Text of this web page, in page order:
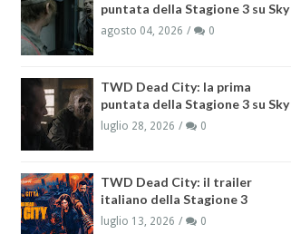
puntata della Stagione 3 su Sky
agosto 04, 2026 0
TWD Dead City: la prima
puntata della Stagione 3 su Sky
luglio 28, 2026 0
TWD Dead City: il trailer
italiano della Stagione 3
luglio 13, 2026 0